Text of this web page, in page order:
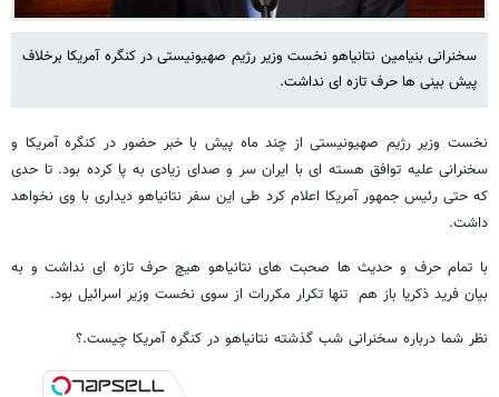
سخنرانی بنیامین نتانیاهو نخست وزیر رژیم صهیونیستی در کنگره آمریکا برخلاف
پیش بینی ها حرف تازه ای نداشت.
نخست وزیر رژیم صهیونیستی از چند ماه پیش با خبر حضور در کنگره آمریکا و
سخنرانی علیه توافق هسته ای با ایران سر و صدای زیادی به پا کرده بود. تا حدی
که حتی رئيس جمهور آمریکا اعلام کرد طی این سفر نتانیاهو دیداری با وی نخواهد
داشت.
با تمام حرف و حدیث ها صحبت های نتانیاهو هیچ حرف تازه ای نداشت و به
بیان فرید ذکریا باز هم تنها تکرار مکررات از سوی نخست وزیر اسرائیل بود.
نظر شما درباره سخنرانی شب گذشته نتانیاهو در کنگره آمریکا چیست.؟